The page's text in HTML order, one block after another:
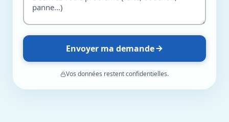
Envoyer ma demande
Vos données restent confidentielles.